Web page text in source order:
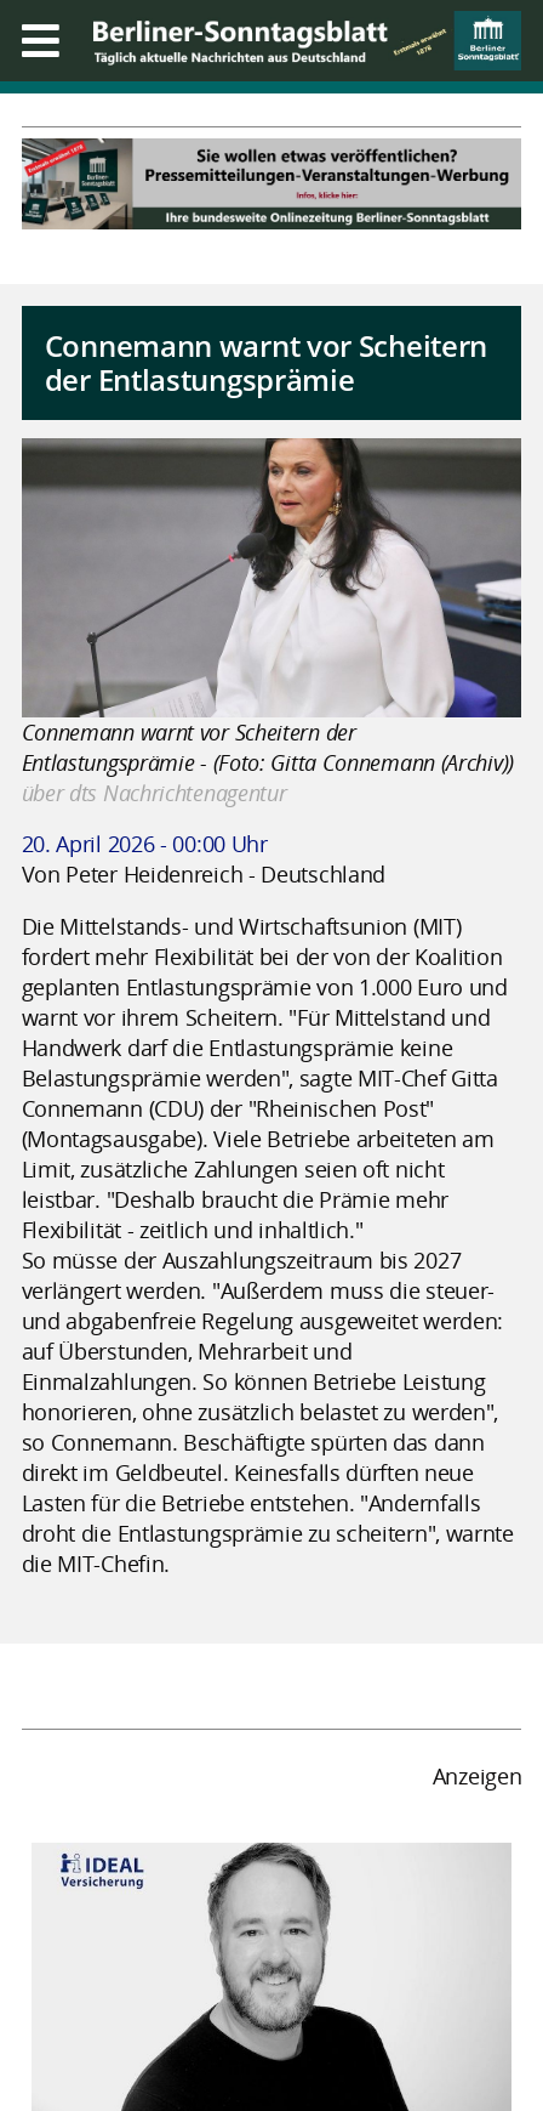
Connemann warnt vor Scheitern
der Entlastungsprämie
Connemann warnt vor Scheitern der
Entlastungsprämie - (Foto: Gitta Connemann (Archiv))
über dts Nachrichtenagentur
20. April 2026 - 00:00 Uhr
Von Peter Heidenreich - Deutschland
Die Mittelstands- und Wirtschaftsunion (MIT)
fordert mehr Flexibilität bei der von der Koalition
geplanten Entlastungsprämie von 1.000 Euro und
warnt vor ihrem Scheitern. "Für Mittelstand und
Handwerk darf die Entlastungsprämie keine
Belastungsprämie werden", sagte MIT-Chef Gitta
Connemann (CDU) der "Rheinischen Post"
(Montagsausgabe). Viele Betriebe arbeiteten am
Limit, zusätzliche Zahlungen seien oft nicht
leistbar. "Deshalb braucht die Prämie mehr
Flexibilität - zeitlich und inhaltlich."
So müsse der Auszahlungszeitraum bis 2027
verlängert werden. "Außerdem muss die steuer-
und abgabenfreie Regelung ausgeweitet werden:
auf Überstunden, Mehrarbeit und
Einmalzahlungen. So können Betriebe Leistung
honorieren, ohne zusätzlich belastet zu werden",
so Connemann. Beschäftigte spürten das dann
direkt im Geldbeutel. Keinesfalls dürften neue
Lasten für die Betriebe entstehen. "Andernfalls
droht die Entlastungsprämie zu scheitern", warnte
die MIT-Chefin.
Anzeigen